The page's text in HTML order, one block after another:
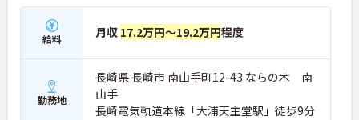
給料 月収 17.2万円～19.2万円程度
勤務地
長崎県 長崎市 南山手町12-43 ならの木 南
山手
長崎電気軌道本線「大浦天主堂駅」徒歩9分